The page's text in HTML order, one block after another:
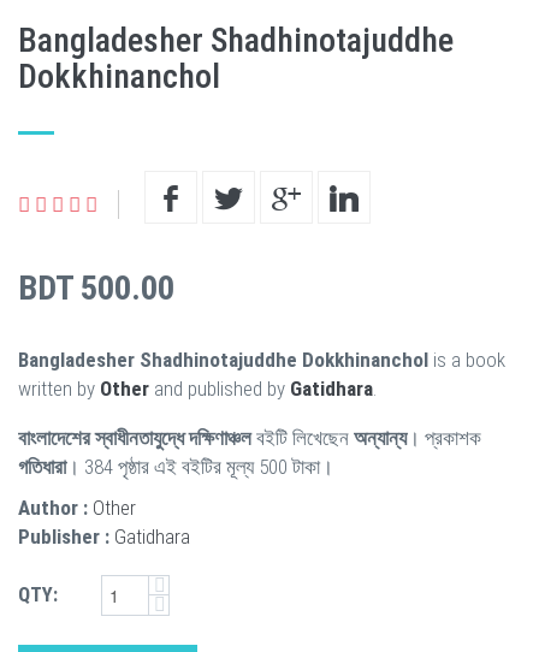
Bangladesher Shadhinotajuddhe
Dokkhinanchol
BDT 500.00
Bangladesher Shadhinotajuddhe Dokkhinanchol is a book
written by Other and published by Gatidhara
বাংলাদেশের স্বাধীনতাযুদ্ধে দক্ষিণাঞ্চলবইটি লিখেছেন অন্যান্য। প্রকাশক
গতিধারা। 384 পৃষ্ঠার এই বইটির মূল্য 500 টাকা।
Author : Other
Publisher : Gatidhara
QTY: